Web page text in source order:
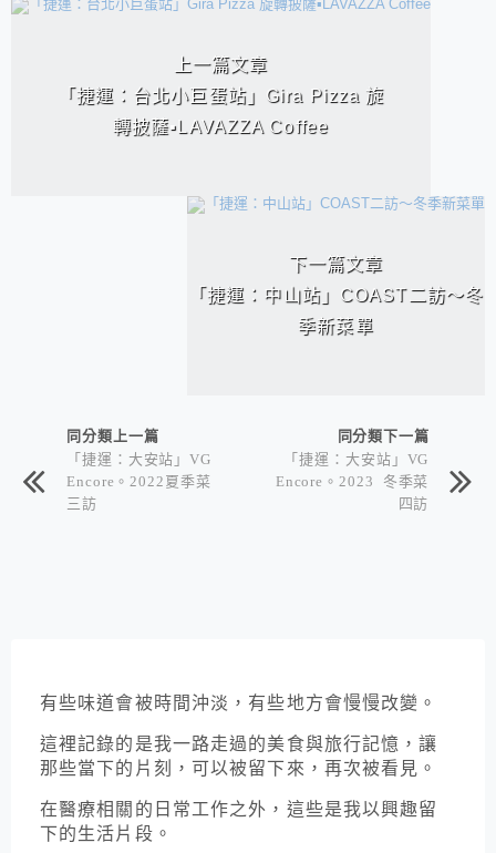
相連文章
上一篇文章
「捷運：台北小巨蛋站」Gira Pizza 旋
轉披薩▪︎LAVAZZA Coffee
下一篇文章
「捷運：中山站」COAST二訪～冬
季新菜單
同分類上一篇
「捷運：大安站」VG
Encore。2022夏季菜
三訪
同分類下一篇
「捷運：大安站」VG
Encore。2023 冬季菜
四訪
有些味道會被時間沖淡，有些地方會慢慢改變。
這裡記錄的是我一路走過的美食與旅行記憶，讓
那些當下的片刻，可以被留下來，再次被看見。
在醫療相關的日常工作之外，這些是我以興趣留
下的生活片段。